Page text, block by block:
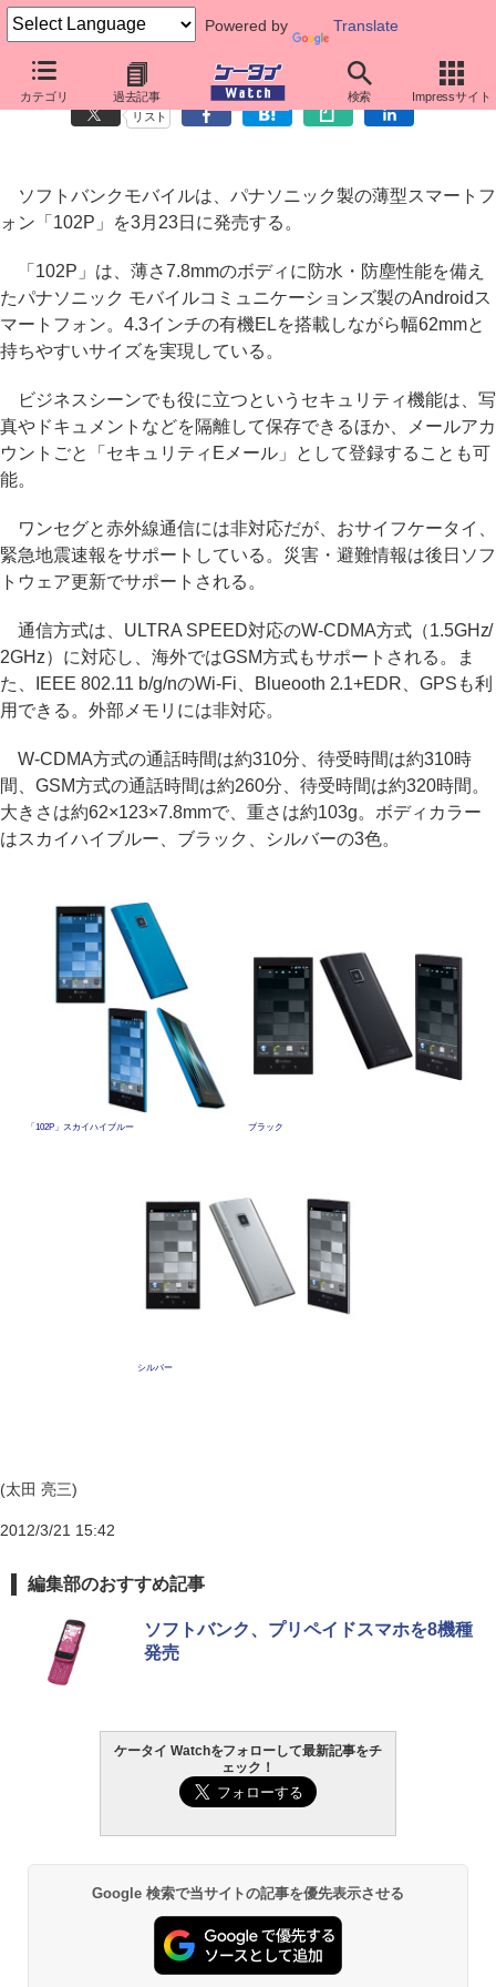
Powered by Translate
カテゴリ 過去記事 検索 Impressサイト
ソフトバンク、薄型で有機ELの「102P」3月23日発売
リスト
ソフトバンクモバイルは、パナソニック製の薄型スマートフ
ォン「102P」を3月23日に発売する。
「102P」は、薄さ7.8mmのボディに防水・防塵性能を備え
たパナソニック モバイルコミュニケーションズ製のAndroidス
マートフォン。4.3インチの有機ELを搭載しながら幅62mmと
持ちやすいサイズを実現している。
ビジネスシーンでも役に立つというセキュリティ機能は、写
真やドキュメントなどを隔離して保存できるほか、メールアカ
ウントごと「セキュリティEメール」として登録することも可
能。
ワンセグと赤外線通信には非対応だが、おサイフケータイ、
緊急地震速報をサポートしている。災害・避難情報は後日ソフ
トウェア更新でサポートされる。
通信方式は、ULTRA SPEED対応のW-CDMA方式（1.5GHz/
2GHz）に対応し、海外ではGSM方式もサポートされる。ま
た、IEEE 802.11 b/g/nのWi-Fi、Blueooth 2.1+EDR、GPSも利
用できる。外部メモリには非対応。
W-CDMA方式の通話時間は約310分、待受時間は約310時
間、GSM方式の通話時間は約260分、待受時間は約320時間。
大きさは約62×123×7.8mmで、重さは約103g。ボディカラー
はスカイハイブルー、ブラック、シルバーの3色。
「102P」スカイハイブルー ブラック
シルバー
(太田 亮三)
2012/3/21 15:42
編集部のおすすめ記事
ソフトバンク、プリペイドスマホを8機種
発売
ケータイ Watchをフォローして最新記事をチ
ェック！
Google 検索で当サイトの記事を優先表示させる